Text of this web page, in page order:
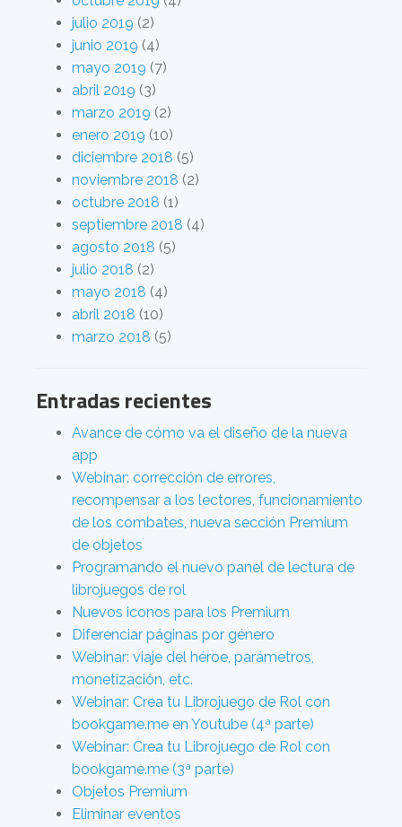
julio 2019 (2)
junio 2019 (4)
mayo 2019 (7)
abril 2019 (3)
marzo 2019 (2)
enero 2019 (10)
diciembre 2018 (5)
noviembre 2018 (2)
octubre 2018 (1)
septiembre 2018 (4)
agosto 2018 (5)
julio 2018 (2)
mayo 2018 (4)
abril 2018 (10)
marzo 2018 (5)
Entradas recientes
Avance de cómo va el diseño de la nueva
app
Webinar: corrección de errores,
recompensar a los lectores, funcionamiento
de los combates, nueva sección Premium
de objetos
Programando el nuevo panel de lectura de
librojuegos de rol
Nuevos iconos para los Premium
Diferenciar páginas por género
Webinar: viaje del héroe, parámetros,
monetización, etc.
Webinar: Crea tu Librojuego de Rol con
bookgame.me en Youtube (4ª parte)
Webinar: Crea tu Librojuego de Rol con
bookgame.me (3ª parte)
Objetos Premium
Eliminar eventos